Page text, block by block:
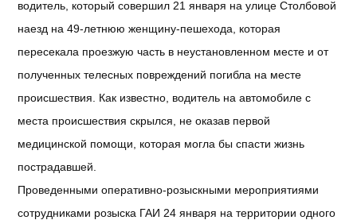
водитель который совершил 21января на улице Столбовой
наезд на 49-летнюю женщину-пешехода
которая
пересекала проезжую часть в неустановленном месте иот
полученных телесных повреждений погибла на месте
происшествия . Как известно водитель на автомобиле с
места происшествия скрылся не оказав первой
медицинской помощи которая могла бы спасти жизнь
пострадавшей
Проведенными оперативно-розыскными мероприятиями
сотрудниками розыска ГАИ 24января на территории одного